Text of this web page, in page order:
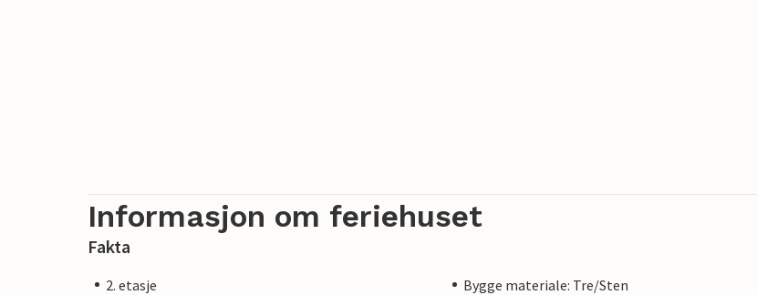
Informasjon om feriehuset
Fakta
2. etasje
Bygge materiale: Tre/Sten